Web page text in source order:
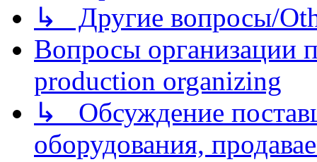
↳ Другие вопросы/
Вопросы организации
production organizing
↳ Обсуждение
оборудования,